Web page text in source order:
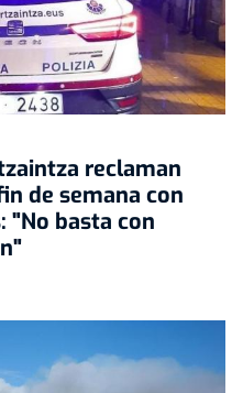
reclaman
de semana con
"No basta con